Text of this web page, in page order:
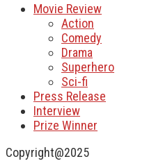
Movie Review
Action
Comedy
Drama
Superhero
Sci-fi
Press Release
Interview
Prize Winner
Copyright@2025